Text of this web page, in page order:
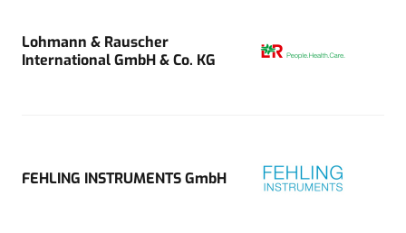
Lohmann & Rauscher
International GmbH & Co. KG
FEHLING INSTRUMENTS GmbH